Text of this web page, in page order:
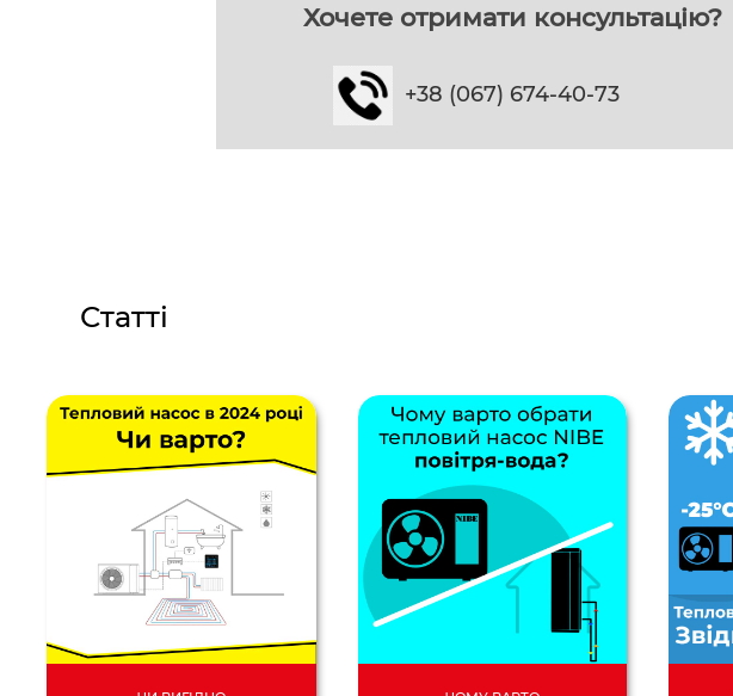
Хочете отримати консультацію?
+38 (067) 674-40-73
Статті